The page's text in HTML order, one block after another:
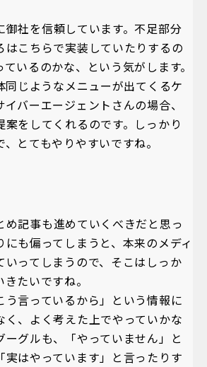
御社を信頼しています。不足部分
こちらで実装していたりするの
いるのかな、という気がします。
同じようなメニューが出てくるケ
バーエージェントさんの場合、
をしてくれるのです。しっかり
とてもやりやすいですね。
め記事も進めていくべきだと思っ
も偏ってしまうと、本来のメディ
ってしまうので、そこはしっか
たいですね。
言っているから」という情報に
、よく考えた上でやっていかな
グルも、「やっていません」と
はやっています」と言ったりす